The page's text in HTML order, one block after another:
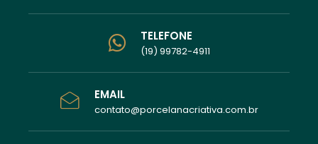
TELEFONE
(19) 99782-4911
EMAIL
contato@porcelanacriativa.com.br